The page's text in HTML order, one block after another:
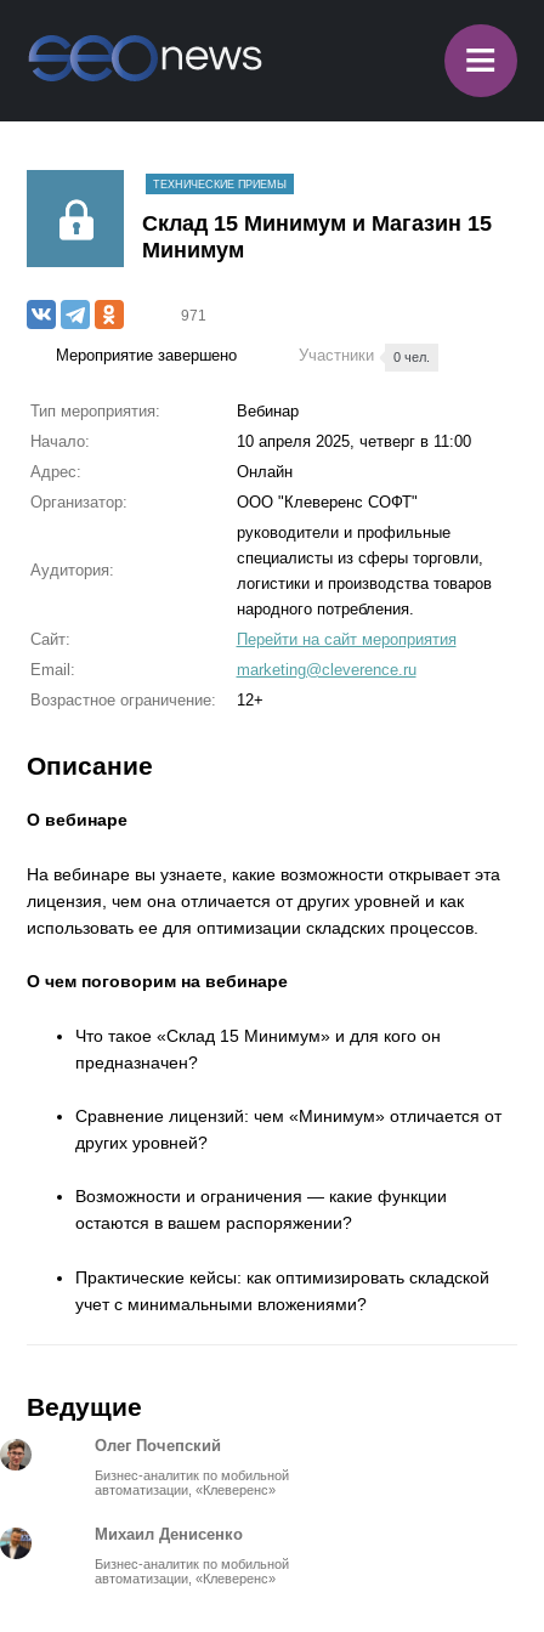
≡
ТЕХНИЧЕСКИЕ ПРИЕМЫ
Склад 15 Минимум и Магазин 15
Минимум
971
Мероприятие завершено Участники 0 чел.
Тип мероприятия:
Вебинар
Начало:
10 апреля 2025, четверг в 11:00
Адрес:
Онлайн
Организатор:
ООО "Клеверенс СОФТ"
Аудитория:
руководители и профильные
специалисты из сферы торговли,
логистики и производства товаров
народного потребления.
Сайт:
Перейти на сайт мероприятия
Email:
marketing@cleverence.ru
Возрастное ограничение:
12+
Описание
О вебинаре
На вебинаре вы узнаете, какие возможности открывает эта
лицензия, чем она отличается от других уровней и как
использовать ее для оптимизации складских процессов.
О чем поговорим на вебинаре
Что такое «Склад 15 Минимум» и для кого он
предназначен?
Сравнение лицензий: чем «Минимум» отличается от
других уровней?
Возможности и ограничения — какие функции
остаются в вашем распоряжении?
Практические кейсы: как оптимизировать складской
учет с минимальными вложениями?
Ведущие
Олег Почепский
Бизнес-аналитик по мобильной
автоматизации, «Клеверенс»
Михаил Денисенко
Бизнес-аналитик по мобильной
автоматизации, «Клеверенс»